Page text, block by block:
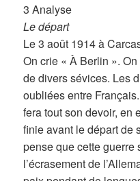
3 Analyse
Le départ
Le 3 août 1914 à
On crie « À Berlin ».
de divers sévices. Les
oubliées entre
fera tout son devoir, en
finie avant le départ de
pense que cette guerre
l’écrasement de